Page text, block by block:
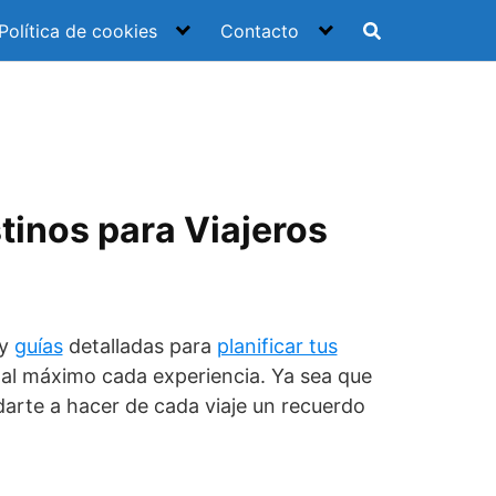
de cookies Contacto
para Viajeros
guíasdetalladas para planificar tus
máximo cada experiencia. Ya sea que
a hacer de cada viaje un recuerdo